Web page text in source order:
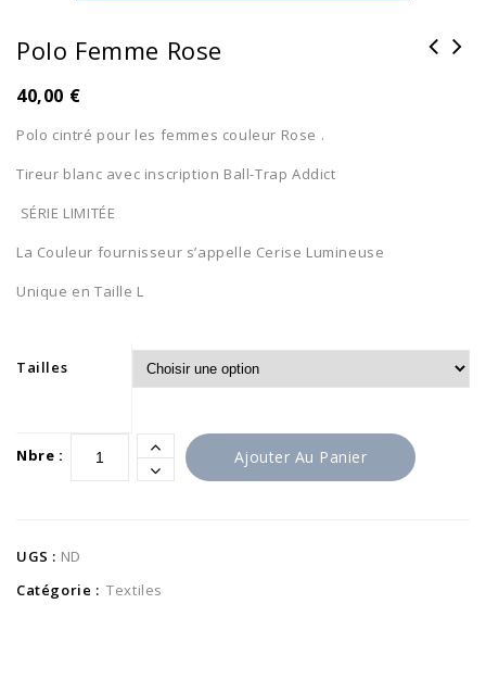
Polo Femme Rose
40,00 €
Polo cintré pour les femmes couleur Rose .
Tireur blanc avec inscription Ball-Trap Addict
SÉRIE LIMITÉE
La Couleur fournisseur s’appelle Cerise Lumineuse
Unique en Taille L
Tailles
Nbre : Ajouter Au Panier
UGS : ND
Catégorie : Textiles